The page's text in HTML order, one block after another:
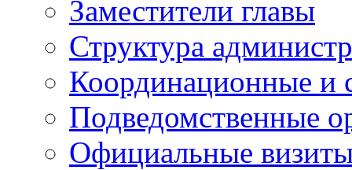
Заместители главы
Структура
Координационные и
Подведомственные
Официальные